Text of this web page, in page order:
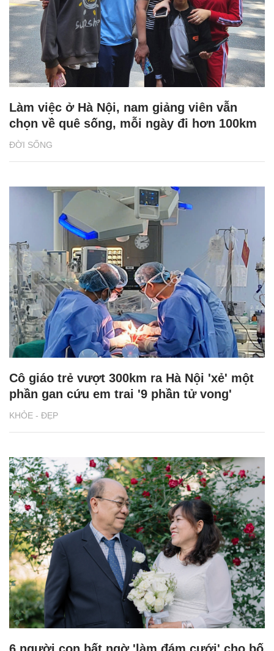
ĐỜI SỐNG
Làm việc ở Hà Nội, nam giảng viên vẫn
chọn về quê sống, mỗi ngày đi hơn 100km
KHỎE - ĐẸP
Cô giáo trẻ vượt 300km ra Hà Nội 'xẻ' một
phần gan cứu em trai '9 phần tử vong'
6 người con bất ngờ 'làm đám cưới' cho bố